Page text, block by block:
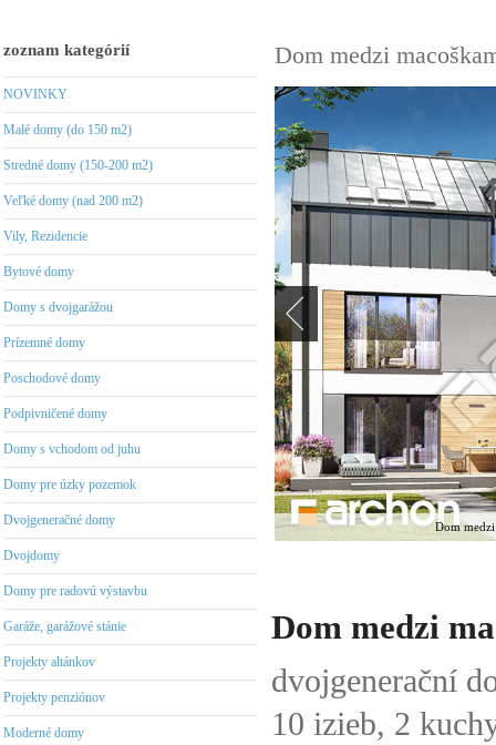
zoznam kategórií
NOVINKY
Malé domy (do 150 m2)
Stredné domy (150-200 m2)
Veľké domy (nad 200 m2)
Vily, Rezidencie
Bytové domy
Domy s dvojgarážou
Prízemné domy
Poschodové domy
Podpivničené domy
Domy s vchodom od juhu
Domy pre úzky pozemok
Dvojgeneračné domy
Dvojdomy
Domy pre radovú výstavbu
Garáže, garážové stánie
Projekty altánkov
Projekty penziónov
Moderné domy
Dom medzi
Dom
Dom medzi
dvojgenerační
10 izieb, 2